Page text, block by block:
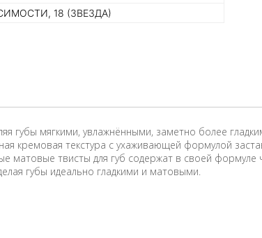
18 (ЗВЕЗДА)
губы мягкими, увлажнёнными, заметно более
кремовая текстура с ухаживающей формулой
матовые твисты для губ содержат в своей формуле
губы идеально гладкими и матовыми.